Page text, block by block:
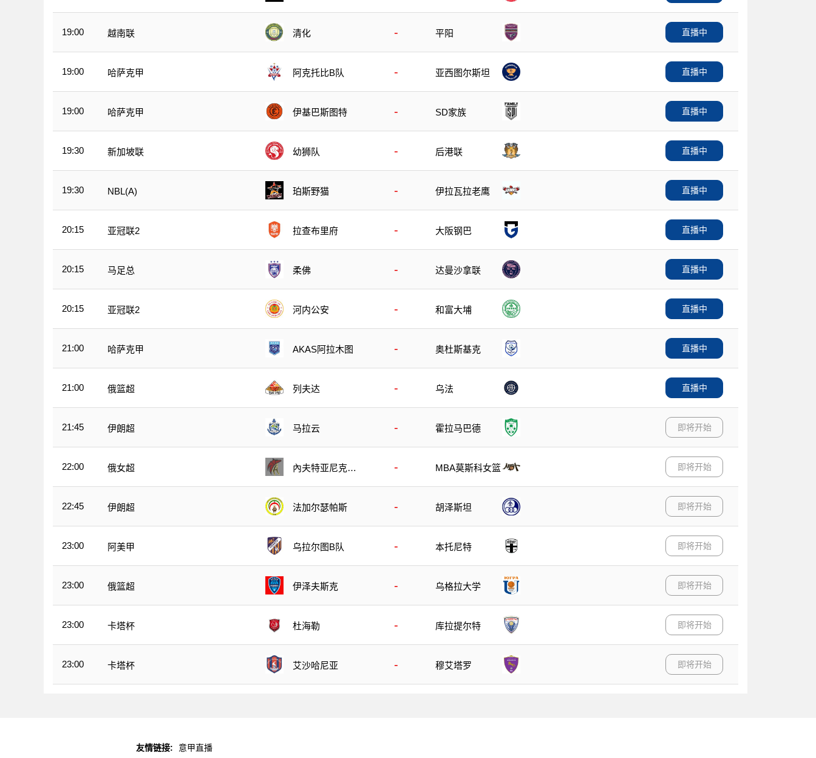
19:00 越南联 清化 - 平阳 直播中
19:00 哈萨克甲 阿克托比B队 - 亚西图尔斯坦 直播中
19:00 哈萨克甲 伊基巴斯图特 - SD家族 直播中
19:30 新加坡联 幼狮队 - 后港联 直播中
19:30 NBL(A) 珀斯野猫 - 伊拉瓦拉老鹰 直播中
20:15 亚冠联2 拉查布里府 - 大阪钢巴 直播中
20:15 马足总 柔佛 - 达曼沙拿联 直播中
20:15 亚冠联2 河内公安 - 和富大埔 直播中
21:00 哈萨克甲 AKAS阿拉木图 - 奥杜斯基克 直播中
21:00 俄篮超 列夫达 - 乌法 直播中
21:45 伊朗超 马拉云 - 霍拉马巴德 即将开始
22:00 俄女超
內夫特亚尼克女
- MBA莫斯科女篮 即将开始
22:45 伊朗超 法加尔瑟帕斯 - 胡泽斯坦 即将开始
23:00 阿美甲 乌拉尔图B队 - 本托尼特 即将开始
23:00 俄篮超 伊泽夫斯克 - 乌格拉大学 即将开始
23:00 卡塔杯 杜海勒 - 库拉提尔特 即将开始
23:00 卡塔杯 艾沙哈尼亚 - 穆艾塔罗 即将开始
友情链接: 意甲直播